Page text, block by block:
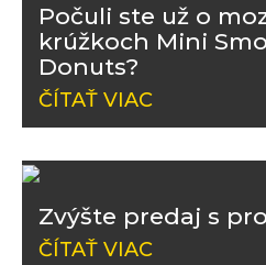
Počuli ste už o
krúžkoch Mini
Donuts?
ČÍTAŤ VIAC
Zvýšte predaj s
ČÍTAŤ VIAC